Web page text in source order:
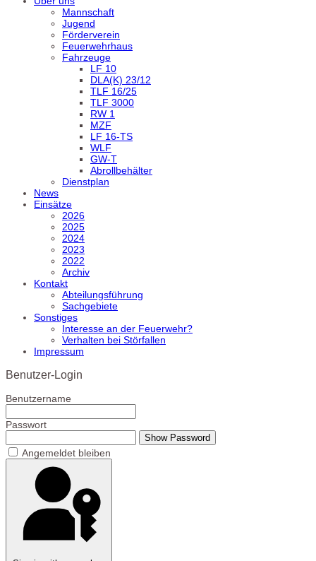
Mannschaft
Jugend
Förderverein
Feuerwehrhaus
Fahrzeuge
LF 10
DLA(K) 23/12
TLF 16/25
TLF 3000
RW 1
MZF
LF 16-TS
WLF
GW-T
Abrollbehälter
Dienstplan
News
Einsätze
2026
2025
2024
2023
2022
Archiv
Kontakt
Abteilungsführung
Sachgebiete
Sonstiges
Interesse an der Feuerwehr?
Verhalten bei Störfallen
Impressum
Benutzer-Login
Benutzername
Passwort
Show Password
Angemeldet bleiben